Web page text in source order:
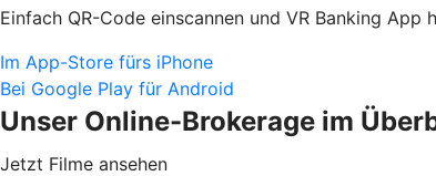
Einfach QR-Code einscannen und VR Banking App
Im App-Store fürs iPhone
Bei Google Play für Android
Unser Online-Brokerage im
Jetzt Filme ansehen